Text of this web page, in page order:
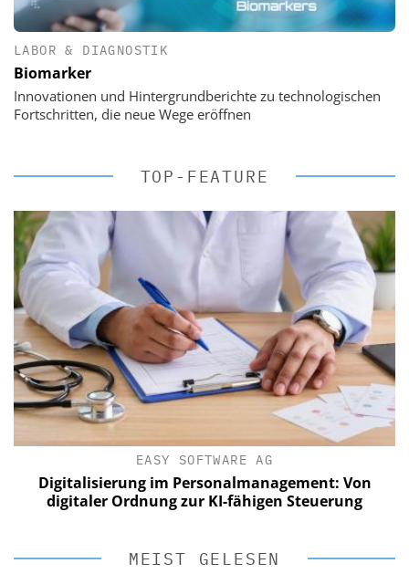
LABOR & DIAGNOSTIK
Biomarker
Innovationen und Hintergrundberichte zu technologischen
Fortschritten, die neue Wege eröffnen
TOP-FEATURE
EASY SOFTWARE AG
Digitalisierung im Personalmanagement: Von
digitaler Ordnung zur KI-fähigen Steuerung
MEIST GELESEN